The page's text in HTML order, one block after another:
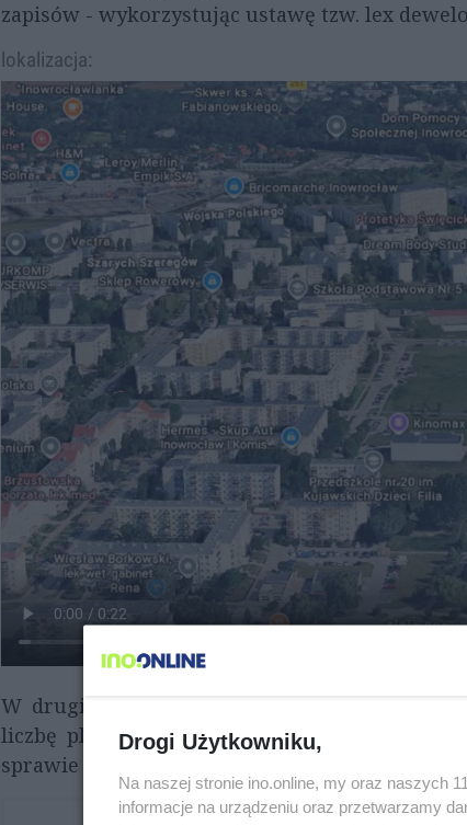
zapisów - wykorzystując ustawę tzw. lex
lokalizacja:
W drugim wniosku, aktualnie
liczbę planowanych mieszkań. Blok ma
sprawie podejmą radni.
Drogi Użytkowniku,
Na naszej stronie ino.online, my oraz naszych
informacje na urządzeniu oraz przetwarzamy